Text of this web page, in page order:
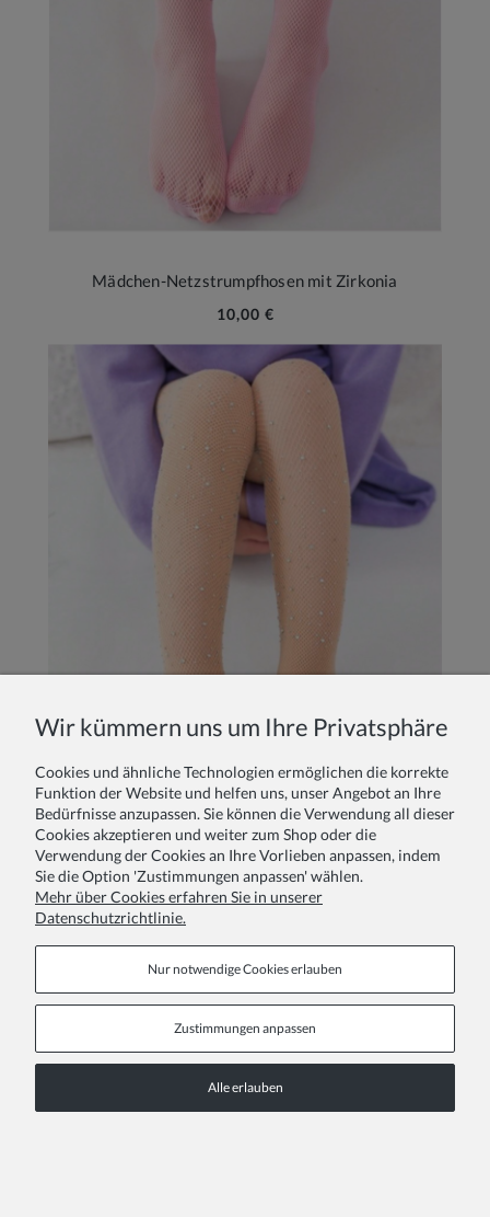
Mädchen-Netzstrumpfhosen mit Zirkonia
10,00 €
Beige Netzstrumpfhosen mit Zirkoniaglanz
10,00 €
Wir kümmern uns um Ihre Privatsphäre
Cookies und ähnliche Technologien ermöglichen die korrekte
Funktion der Website und helfen uns, unser Angebot an Ihre
Bedürfnisse anzupassen. Sie können die Verwendung all dieser
Cookies akzeptieren und weiter zum Shop oder die
Verwendung der Cookies an Ihre Vorlieben anpassen, indem
Sie die Option 'Zustimmungen anpassen' wählen.
Mehr über Cookies erfahren Sie in unserer
Datenschutzrichtlinie.
Nur notwendige Cookies erlauben
Zustimmungen anpassen
Alle erlauben